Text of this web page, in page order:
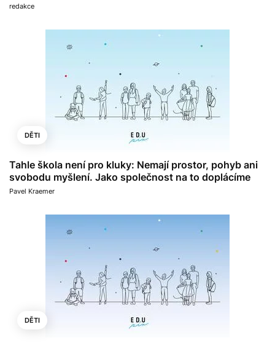
redakce
DĚTI
Tahle škola není pro kluky: Nemají prostor, pohyb ani
svobodu myšlení. Jako společnost na to doplácíme
Pavel Kraemer
DĚTI